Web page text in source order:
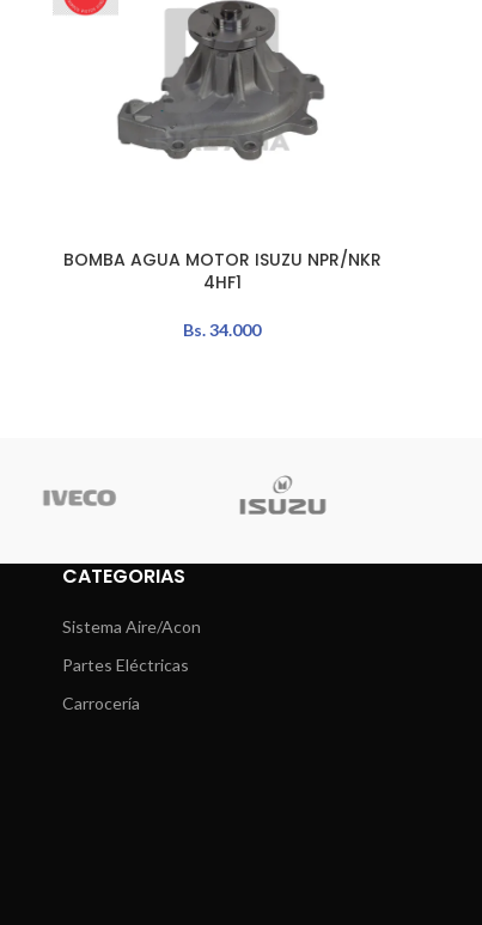
AÑADIR AL CARRITO
BOMBA AGUA MOTOR ISUZU NPR/NKR
4HF1
Bs.34.000
CATEGORIAS
Sistema Aire/Acon
Partes Eléctricas
Carrocería